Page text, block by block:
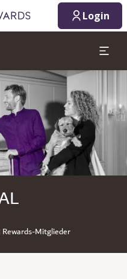
Login
Mitglieder